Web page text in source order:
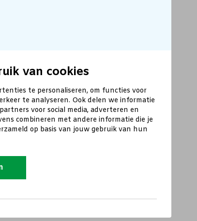
van cookies
te personaliseren, om functies voor
te analyseren. Ook delen we informatie
voor social media, adverteren en
combineren met andere informatie die je
op basis van jouw gebruik van hun